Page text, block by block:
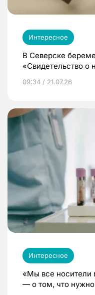
Интересное
В Северске
«Свидетельство о
09:34 / 21.07.26
Интересное
«Мы все носители
— о том, что нужно